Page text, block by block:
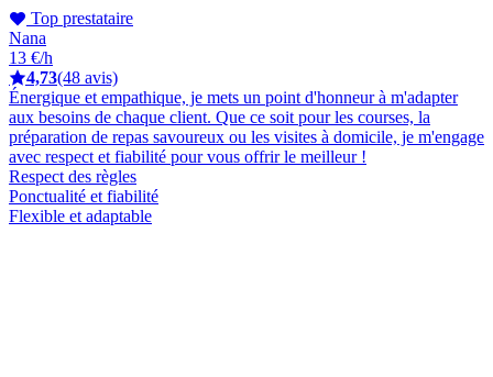
Top prestataire
Nana
13 €/h
4,73(48 avis)
Énergique et empathique, je mets un point d'honneur à m'adapter
aux besoins de chaque client. Que ce soit pour les courses, la
préparation de repas savoureux ou les visites à domicile, je m'engage
avec respect et fiabilité pour vous offrir le meilleur !
Respect des règles
Ponctualité et fiabilité
Flexible et adaptable